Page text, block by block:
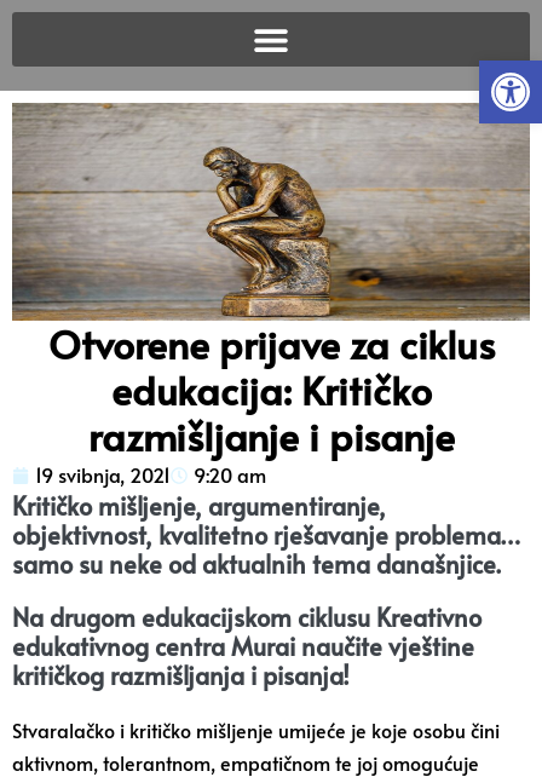
Otvorene prijave za ciklus
edukacija: Kritičko
razmišljanje i pisanje
19 svibnja, 2021 9:20 am
Kritičko mišljenje, argumentiranje,
objektivnost, kvalitetno rješavanje problema…
samo su neke od aktualnih tema današnjice.
Na drugom edukacijskom ciklusu Kreativno
edukativnog centra Murai naučite vještine
kritičkog razmišljanja i pisanja!
Stvaralačko i kritičko mišljenje umijeće je koje osobu čini
aktivnom, tolerantnom, empatičnom te joj omogućuje